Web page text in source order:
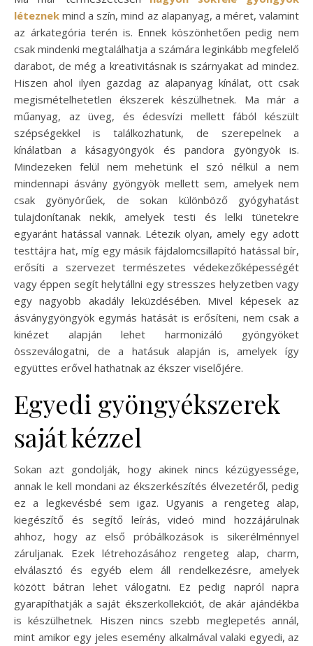
léteznek mind a szín, mind az alapanyag, a méret, valamint
az árkategória terén is. Ennek köszönhetően pedig nem
csak mindenki megtalálhatja a számára leginkább megfelelő
darabot, de még a kreativitásnak is szárnyakat ad mindez.
Hiszen ahol ilyen gazdag az alapanyag kínálat, ott csak
megismételhetetlen ékszerek készülhetnek. Ma már a
műanyag, az üveg, és édesvízi mellett fából készült
szépségekkel is találkozhatunk, de szerepelnek a
kínálatban a kásagyöngyök és pandora gyöngyök is.
Mindezeken felül nem mehetünk el szó nélkül a nem
mindennapi ásvány gyöngyök mellett sem, amelyek nem
csak gyönyörűek, de sokan különböző gyógyhatást
tulajdonítanak nekik, amelyek testi és lelki tünetekre
egyaránt hatással vannak. Létezik olyan, amely egy adott
testtájra hat, míg egy másik fájdalomcsillapító hatással bír,
erősíti a szervezet természetes védekezőképességét
vagy éppen segít helytállni egy stresszes helyzetben vagy
egy nagyobb akadály leküzdésében. Mivel képesek az
ásványgyöngyök egymás hatását is erősíteni, nem csak a
kinézet alapján lehet harmonizáló gyöngyöket
összeválogatni, de a hatásuk alapján is, amelyek így
együttes erővel hathatnak az ékszer viselőjére.
Egyedi gyöngyékszerek
saját kézzel
Sokan azt gondolják, hogy akinek nincs kézügyessége,
annak le kell mondani az ékszerkészítés élvezetéről, pedig
ez a legkevésbé sem igaz. Ugyanis a rengeteg alap,
kiegészítő és segítő leírás, videó mind hozzájárulnak
ahhoz, hogy az első próbálkozások is sikerélménnyel
záruljanak. Ezek létrehozásához rengeteg alap, charm,
elválasztó és egyéb elem áll rendelkezésre, amelyek
között bátran lehet válogatni. Ez pedig napról napra
gyarapíthatják a saját ékszerkollekciót, de akár ajándékba
is készülhetnek. Hiszen nincs szebb meglepetés annál,
mint amikor egy jeles esemény alkalmával valaki egyedi, az